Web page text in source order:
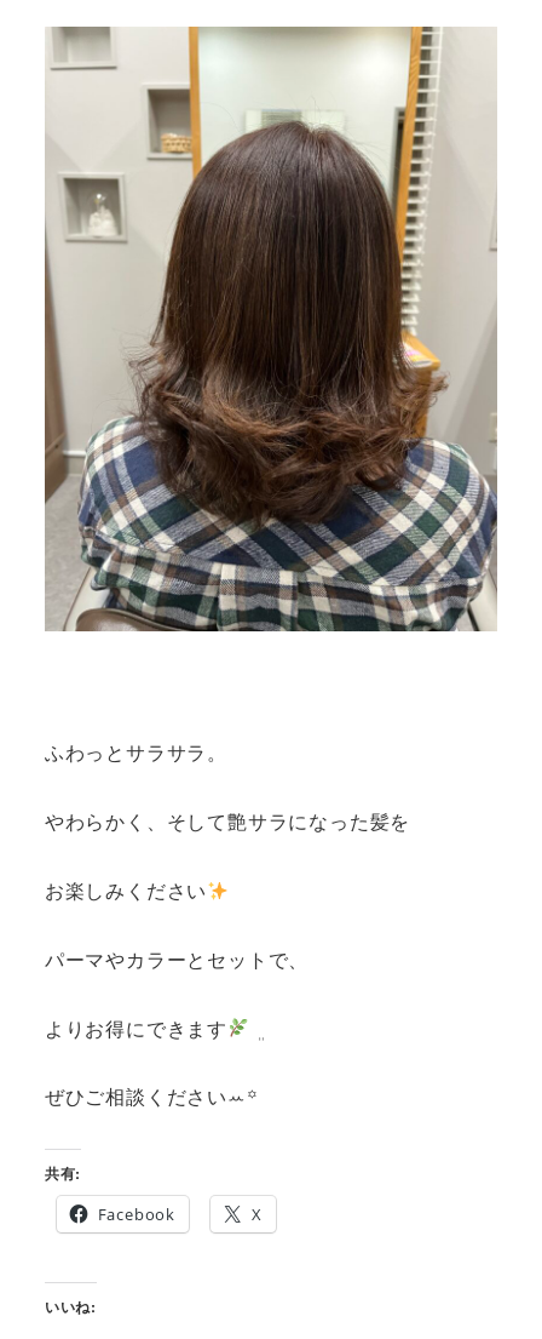
ふわっとサラサラ。
やわらかく、そして艶サラになった髪を
お楽しみください
パーマやカラーとセットで、
よりお得にできます
ぜひご相談くださいꕀ꙳
共有:
Facebook
X
いいね: